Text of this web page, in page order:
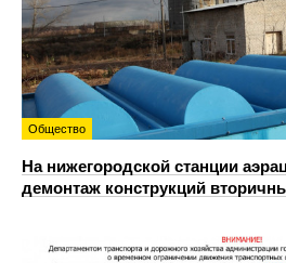
Общество
На нижегородской станции
демонтаж конструкций